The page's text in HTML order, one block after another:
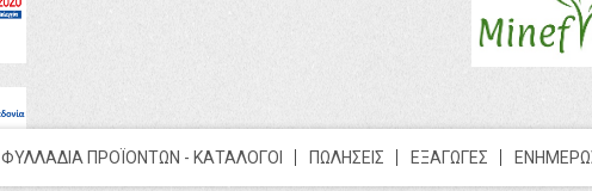
ΦΥΛΛΑΔΙΑ ΠΡΟΪΟΝΤΩΝ - ΚΑΤΑΛΟΓΟΙ ΠΩΛΗΣΕΙΣ ΕΞΑΓΩΓΕΣ